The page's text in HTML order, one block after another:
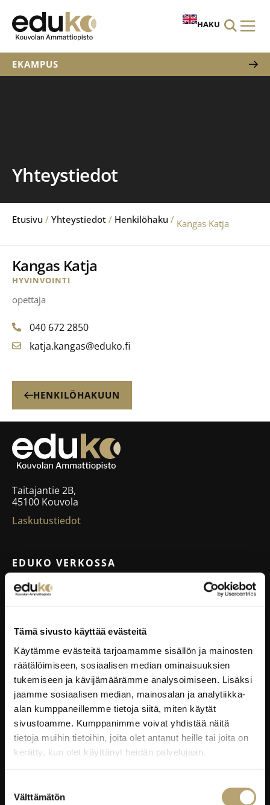
Tämä sivusto käyttää evästeitä
Käytämme evästeitä tarjoamamme sisällön ja mainosten
räätälöimiseen, sosiaalisen median ominaisuuksien
tukemiseen ja kävijämäärämme analysoimiseen. Lisäksi
jaamme sosiaalisen median, mainosalan ja analytiikka-
alan kumppaneillemme tietoja siitä, miten käytät
sivustoamme. Kumppanimme voivat yhdistää näitä
tietoja muihin tietoihin, joita olet antanut heille tai joita on
kerätty, kun olet käyttänyt heidän palvelujaan.
valinta
Välttämätön
HAKU
EKAMPUS
Yhteystiedot
Etusivu / Yhteystiedot / Henkilöhaku / Kangas Katja
Kangas Katja
HYVINVOINTI
opettaja
040 672 2850
katja.kangas@eduko.fi
HENKILÖHAKUUN
Taitajantie 2B,
45100 Kouvola
Laskutustiedot
EDUKO VERKOSSA
Wilma
Microsoft 365
eKampus
MyEdu
Ruokapaikka.fi
RAVINTOLAPALVELUT
EduCafé
Ruokalistat